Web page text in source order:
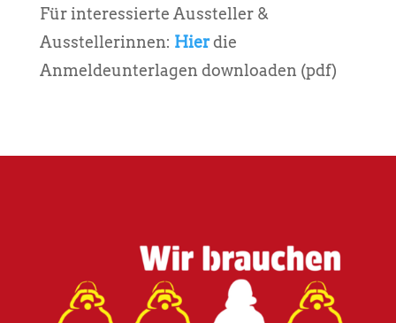
Für interessierte Aussteller &
Ausstellerinnen: Hierdie
Anmeldeunterlagen downloaden (pdf)